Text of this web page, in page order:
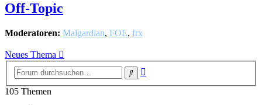
Off-Topic
Moderatoren: Malgardian, FOE, frx
Neues Thema
Suche
105 Themen